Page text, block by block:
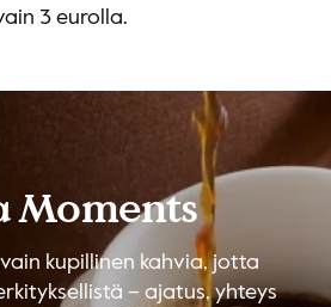
3 eurolla.
Moments
kupillinen kahvia, jotta
– ajatus, yhteys